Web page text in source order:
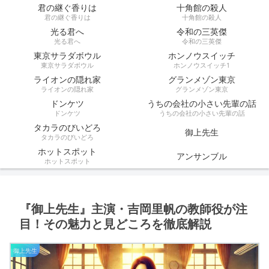
君の継ぐ香りは
君の継ぐ香りは
十角館の殺人
十角館の殺人
光る君へ
光る君へ
令和の三英傑
令和の三英傑
東京サラダボウル
東京サラダボウル
ホンノウスイッチ
ホンノウスイッチ1
ライオンの隠れ家
ライオンの隠れ家
グランメゾン東京
グランメゾン東京
ドンケツ
ドンケツ
うちの会社の小さい先輩の話
うちの会社の小さい先輩の話
タカラのびいどろ
タカラのびいどろ
御上先生
ホットスポット
ホットスポット アンサンブル
『御上先生』主演・吉岡里帆の教師役が注
目！その魅力と見どころを徹底解説
御上先生